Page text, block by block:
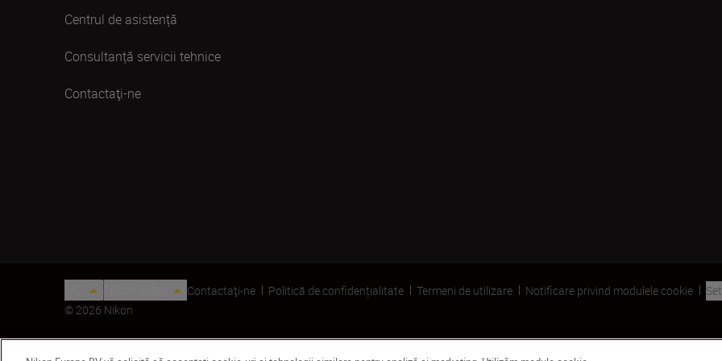
Centrul de asistență
Consultanță servicii tehnice
Contactaţi-ne
Contactaţi-ne Politică de confidențialitate Termeni de utilizare Notificare privind modulele cookie
© 2026 Nikon